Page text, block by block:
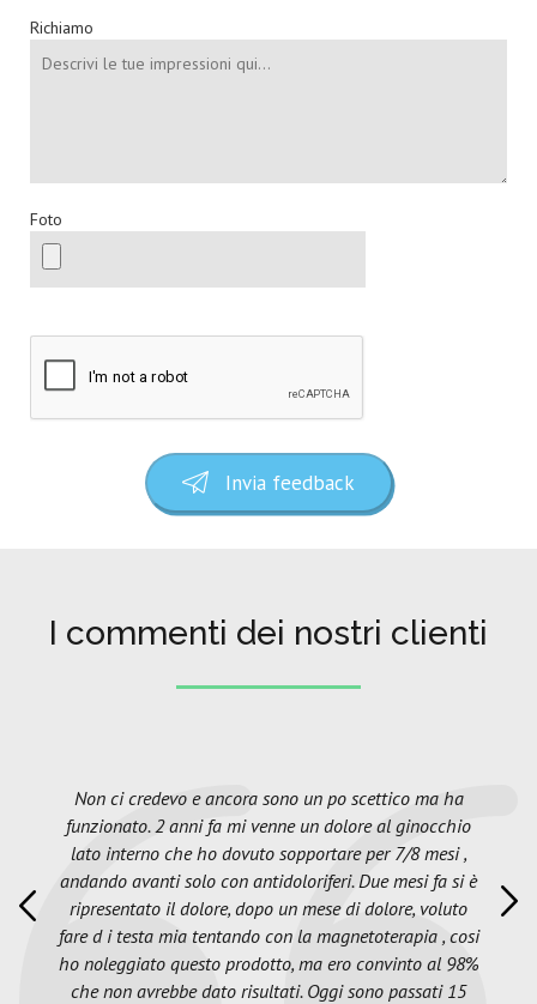
Richiamo
Foto
Invia feedback
I commenti dei nostri clienti
Non ci credevo e ancora sono un po scettico ma ha
funzionato. 2 anni fa mi venne un dolore al ginocchio
lato interno che ho dovuto sopportare per 7/8 mesi ,
andando avanti solo con antidoloriferi. Due mesi fa si è
ripresentato il dolore, dopo un mese di dolore, voluto
fare d i testa mia tentando con la magnetoterapia , cosi
ho noleggiato questo prodotto, ma ero convinto al 98%
che non avrebbe dato risultati. Oggi sono passati 15